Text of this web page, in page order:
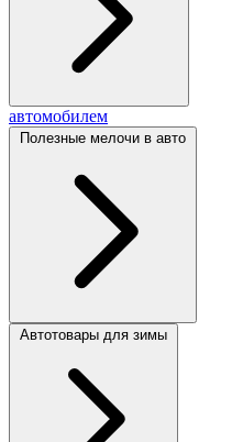
автомобилем
Полезные мелочи в авто
Автотовары для зимы